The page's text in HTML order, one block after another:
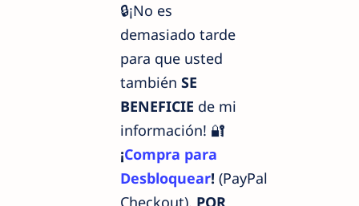
🔒¡No es
demasiado tarde
para que usted
también SE
BENEFICIE de mi
información! 🔐
¡Compra para
Desbloquear! (PayPal
Checkout). POR